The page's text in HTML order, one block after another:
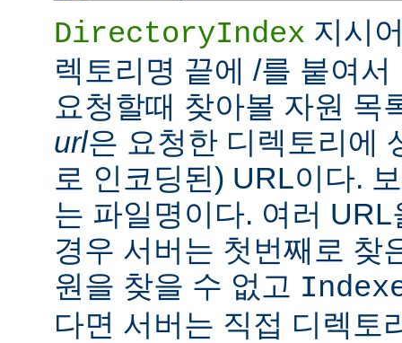
DirectoryIndex 지시
렉토리명 끝에 /를 붙여
요청할때 찾아볼 자원 목
url은 요청한 디렉토리에
로 인코딩된) URL이다.
는 파일명이다. 여러
경우 서버는 첫번째로 찾
원을 찾을 수 없고
다면 서버는 직접 디렉토